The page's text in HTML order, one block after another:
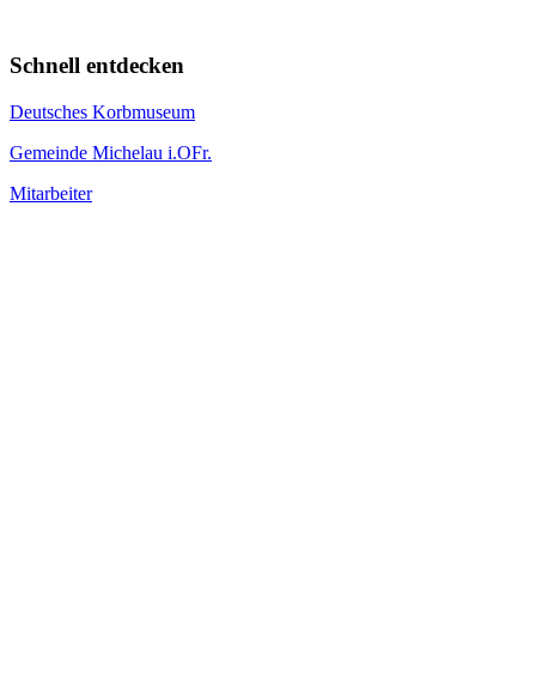
Schnell entdecken
Deutsches Korbmuseum
Gemeinde Michelau i.OFr.
Mitarbeiter